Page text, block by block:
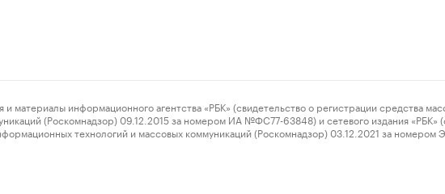
информационного агентства «РБК» (свидетельство о регистрации средства
(Роскомнадзор) 09.12.2015 за номером ИА №ФС77-63848) и сетевого издания «РБК»
технологий и массовых коммуникаций (Роскомнадзор) 03.12.2021 за